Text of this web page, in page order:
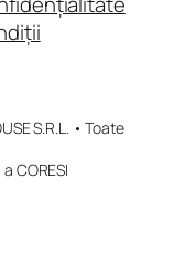
S.R.L. • Toate
CORESI